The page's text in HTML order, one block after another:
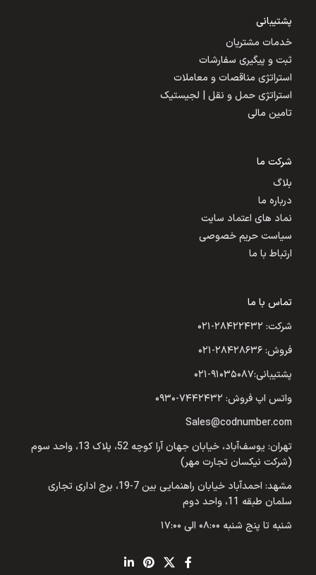
پشتیبانی
خدمات مشتریان
ثبت و پیگیری سفارشات
استراتژی مناقصات و معاملات
استراتژی حمل و نقل | لجیستیک
تامین مالی
شرکت ما
بلاگ
درباره ما
نماد های اعتماد سایت
سیاست حریم خصوصی
ارتباط با ما
تماس با ما
شرکت: ۲۸۴۲۲۴۳۲-۰۲۱
فروش: ۲۸۴۲۸۶۳۶-۰۲۱
پشتیبانی:۹۱۰۳۵۰۸۷-۰۲۱
واتس اپ فروش: ۷۴۴۲۴۳۲-۰۹۳۰
Sales@codnumber.com
تهران: یوسف‌آباد، خیابان جهان آرا کوچه 52، پلاک 13، واحد سوم
(شرکت نیکسان تجارت مهر)
مشهد: احمدآباد خیابان راهنمایی بین 7-19، برج اداری تجاری
سلمان طبقه 11، واحد دوم
شنبه تا پنج شنبه ۰۸:۰۰ الی ۱۷:۰۰